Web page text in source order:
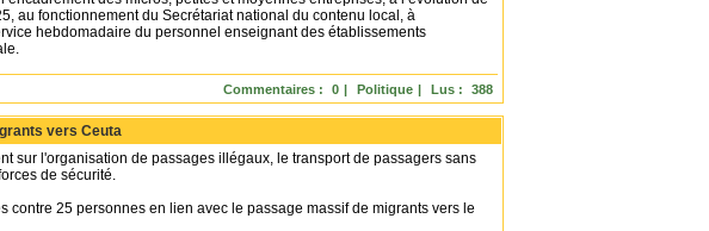
au fonctionnement du Secrétariat national du contenu local, à
hebdomadaire du personnel enseignant des établissements
Lus : 388
Politique |
Commentaires : 0 |
vers Ceuta
sur l'organisation de passages illégaux, le transport de passagers sans
de sécurité.
contre 25 personnes en lien avec le passage massif de migrants vers le